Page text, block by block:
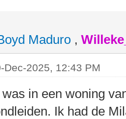
Maduro ,
Dec-2025, 12:43 PM
was in een woning
Ik had de